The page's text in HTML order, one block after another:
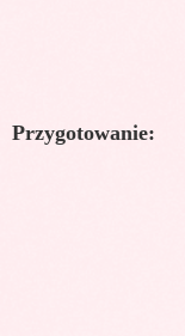
Przygotowanie: